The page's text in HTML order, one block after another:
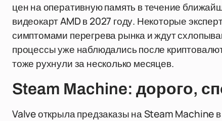
цен на оперативную память в течение
видеокарт AMD в 2027 году. Некоторые
симптомами перегрева рынка и ждут
процессы уже наблюдались после
тоже рухнули за несколько месяцев.
Steam Machine: дорого,
Valve открыла предзаказы на Steam Machine